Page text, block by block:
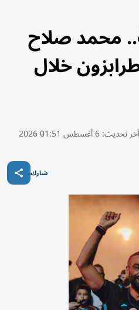
محمد صلاح
خلال
آخر تحديث:6 أغسطس 01:51 2026
شارك